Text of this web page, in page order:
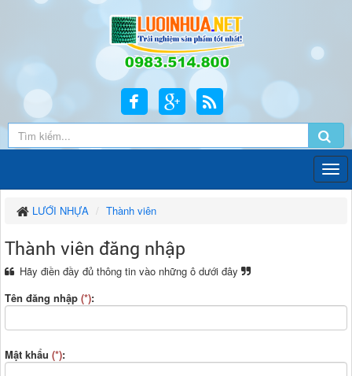
LƯỚI NHỰA Thành viên
Thành viên đăng nhập
Hãy điền đầy đủ thông tin vào những ô dưới đây
Tên đăng nhập (*):
Mật khẩu (*):